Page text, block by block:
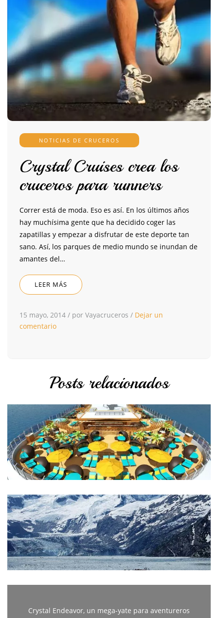
NOTICIAS DE CRUCEROS
Crystal Cruises crea los
cruceros para runners
Correr está de moda. Eso es así. En los últimos años
hay muchísima gente que ha decidido coger las
zapatillas y empezar a disfrutar de este deporte tan
sano. Así, los parques de medio mundo se inundan de
amantes del…
LEER MÁS
15 mayo, 2014 / por Vayacruceros / Dejar un
comentario
Posts relacionados
Crystal Endeavor, un mega-yate para aventureros